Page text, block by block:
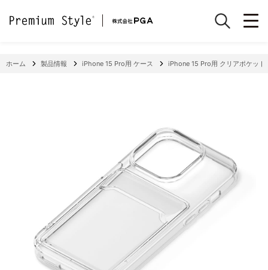
ホーム 製品情報 iPhone 15 Pro用 ケース iPhone 15 Pro用 クリアポケッ